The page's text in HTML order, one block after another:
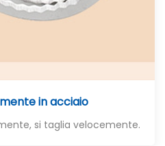
in acciaio
si taglia velocemente.